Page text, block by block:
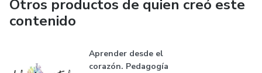
Otros productos de quien creó este
contenido
Aprender desde el
corazón. Pedagogía